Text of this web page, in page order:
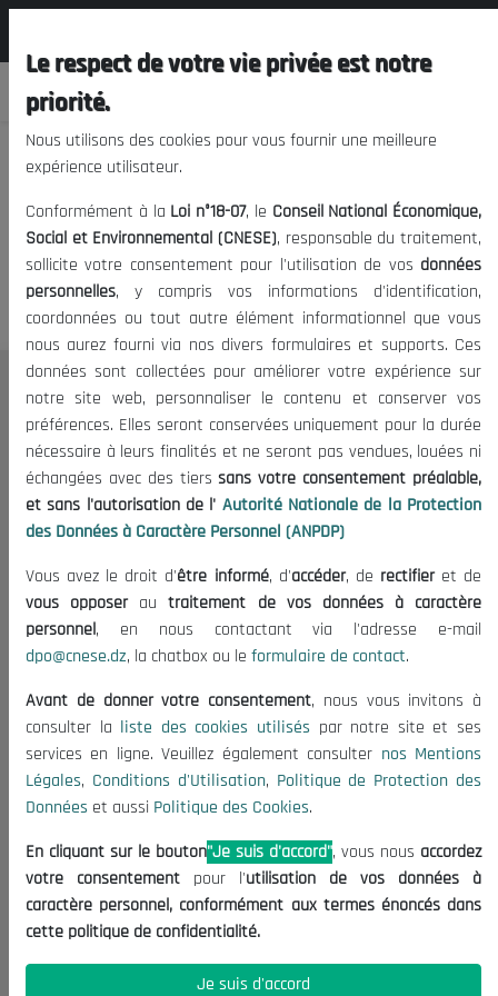
Nous vous prions de nous
excuser, mais l'accès à ce
contenu est restreint.
Le CNESE
A Propos
Le président
Organisation
Publications
Informations utiles
Appels d'offres et Consultations
Mentions Légales
Conditions d'Utilisation
Politique de Protection des Données
Politique des Cookies
Nous Contacter
(+213) 021 98 01 00|01|02
contact@cnese.dz
Suggestions ou Initiatives ?
Newsletter
dernières nouvelles.
Le respect de votre vie privée est notre
priorité.
Nous utilisons des cookies pour vous fournir une meilleure
expérience utilisateur.
Conformément à la Loi n°18-07, le Conseil National Économique,
Social et Environnemental (CNESE), responsable du traitement,
sollicite votre consentement pour l'utilisation de vos données
personnelles, y compris vos informations d'identification,
coordonnées ou tout autre élément informationnel que vous
nous aurez fourni via nos divers formulaires et supports. Ces
données sont collectées pour améliorer votre expérience sur
notre site web, personnaliser le contenu et conserver vos
préférences. Elles seront conservées uniquement pour la durée
nécessaire à leurs finalités et ne seront pas vendues, louées ni
échangées avec des tierssans votre consentement préalable,
et sans l'autorisation de l' Autorité Nationale de la Protection
des Données à Caractère Personnel (ANPDP)
Vous avez le droit d'être informé, d'accéder, de rectifieret de
vous opposerautraitement de vos données à caractère
personnel, en nous contactant via l'adresse e-mail
dpo@cnese.dz, la chatbox ou le formulaire de contact.
Avant de donner votre consentement, nous vous invitons à
consulter la liste des cookies utilisés par notre site et ses
services en ligne. Veuillez également consulter nos Mentions
Légales, Conditions d'Utilisation, Politique de Protection des
Données et aussi Politique des Cookies.
En cliquant sur le bouton"Je suis d'accord", vous nous accordez
votre consentement pour l'utilisation de vos données à
caractère personnel, conformément aux termes énoncés dans
cette politique de confidentialité.
Je suis d'accord